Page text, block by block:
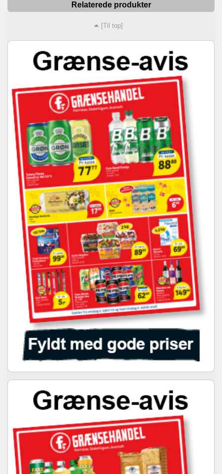
Relaterede produkter
[Til top]